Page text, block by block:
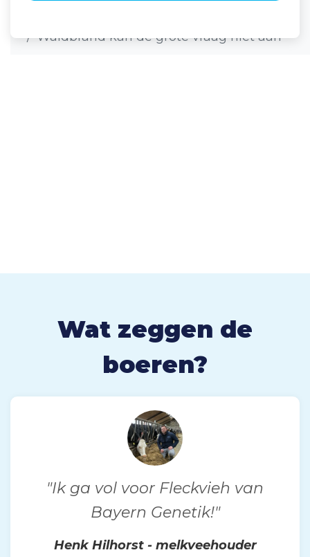
Waldbrand kan de grote vraag niet aan
Wat zeggen de
boeren?
"Ik ga vol voor Fleckvieh van
Bayern Genetik!"
Henk Hilhorst - melkveehouder